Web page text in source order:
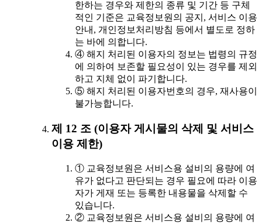
한하는 경우와 제한의 종류 및 기간 등 구체
적인 기준은 교육정보원의 공지, 서비스 이용
안내, 개인정보처리방침 등에서 별도로 정하
는 바에 의합니다.
④ 해지 처리된 이용자의 정보는 법령의 규정
에 의하여 보존할 필요성이 있는 경우를 제외
하고 지체 없이 파기합니다.
⑤ 해지 처리된 이용자번호의 경우, 재사용이
불가능합니다.
제 12 조 (이용자 게시물의 삭제 및 서비스
이용 제한)
① 교육정보원은 서비스용 설비의 용량에 여
유가 없다고 판단되는 경우 필요에 따라 이용
자가 게재 또는 등록한 내용물을 삭제할 수
있습니다.
② 교육정보원은 서비스용 설비의 용량에 여